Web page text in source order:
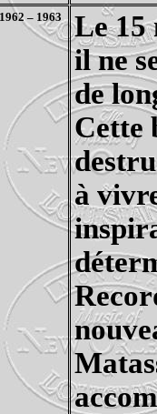
– 1963
Le 15
il ne
de
Cette
à